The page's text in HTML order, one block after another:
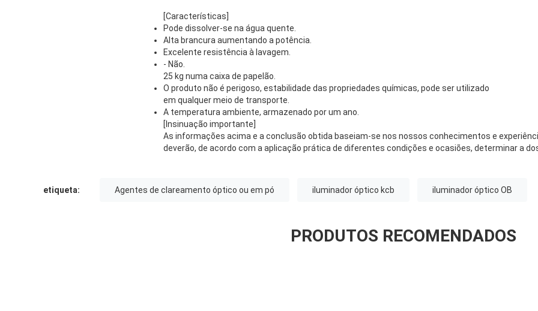
[Características]
Pode dissolver-se na água quente.
Alta brancura aumentando a potência.
Excelente resistência à lavagem.
- Não.
25 kg numa caixa de papelão.
O produto não é perigoso, estabilidade das propriedades químicas, pode ser utilizado
em qualquer meio de transporte.
A temperatura ambiente, armazenado por um ano.
[Insinuação importante]
As informações acima e a conclusão obtida baseiam-se nos nossos conhecimentos e
deverão, de acordo com a aplicação prática de diferentes condições e ocasiões, determinar a
etiqueta: Agentes de clareamento óptico ou em pó iluminador óptico kcb iluminador óptico OB
PRODUTOS RECOMENDADOS